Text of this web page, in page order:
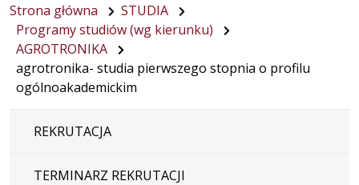
Strona główna
STUDIA
Programy studiów (wg kierunku)
AGROTRONIKA
agrotronika- studia pierwszego stopnia o profilu
ogólnoakademickim
REKRUTACJA
TERMINARZ REKRUTACJI